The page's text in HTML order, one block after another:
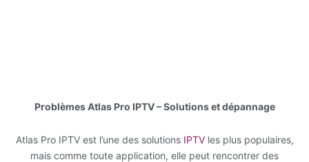
Problèmes Atlas Pro IPTV – Solutions et dépannage
Atlas Pro IPTV est l’une des solutions IPTVles plus populaires,
mais comme toute application, elle peut rencontrer des